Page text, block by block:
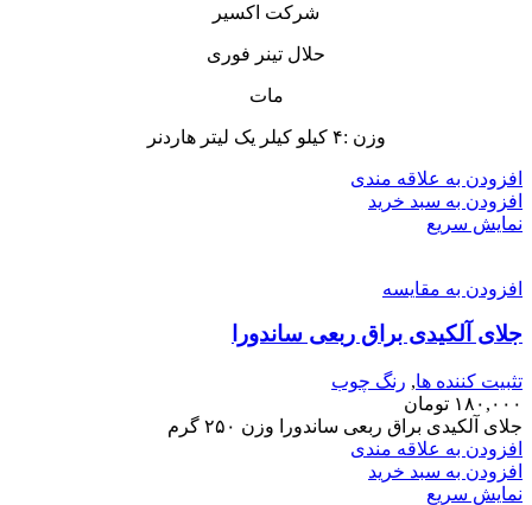
شرکت اکسیر
حلال تینر فوری
مات
وزن :۴ کیلو کیلر یک لیتر هاردنر
افزودن به علاقه مندی
افزودن به سبد خرید
نمایش سریع
افزودن به مقایسه
جلای آلکیدی براق ربعی ساندورا
تثبیت کننده ها, رنگ چوب
۱۸۰,۰۰۰ تومان
جلای آلکیدی براق ربعی ساندورا وزن ۲۵۰ گرم
افزودن به علاقه مندی
افزودن به سبد خرید
نمایش سریع